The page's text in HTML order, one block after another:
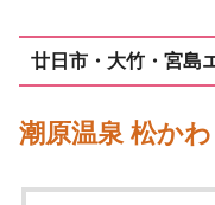
廿日市・大竹・宮島
潮原温泉 松かわ